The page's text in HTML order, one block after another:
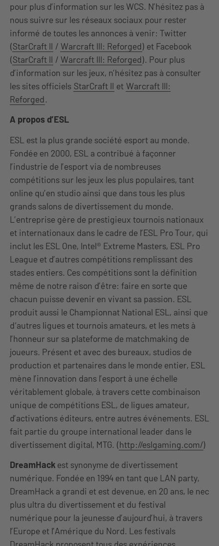
pour plus d’information sur les WCS. N’hésitez pas à
nous suivre sur les réseaux sociaux pour rester
informé de toutes les annonces à venir: Twitter
(StarCraft II / Warcraft III: Reforged) et Facebook
(StarCraft II / Warcraft III: Reforged). Pour plus
d’information sur les jeux, n’hésitez pas à consulter
les sites officiels StarCraft II et Warcraft III:
Reforged.
A propos d’ESL
ESL est la plus grande société esport au monde.
Fondée en 2000, ESL a contribué à façonner
l’industrie de l’esport via de nombreuses
compétitions sur les jeux les plus populaires, tant
online qu’en studio ainsi que dans tous les plus
grands salons de divertissement du monde.
L’entreprise gère de prestigieux tournois nationaux
et internationaux dans le cadre de l’ESL Pro Tour, qui
inclut les ESL One, Intel® Extreme Masters, ESL Pro
League et d’autres compétitions remplissant des
stades entiers. Ces compétitions sont la définition
même de notre raison d’être: faire en sorte que
chacun puisse devenir en vivant sa passion. ESL
produit aussi le Championnat National ESL, ainsi que
d‘autres ligues et tournois amateurs, et les mets à
l’honneur sur sa plateforme de matchmaking de
joueurs. Présent et avec des bureaux, studios de
production et partenaires dans le monde entier, ESL
mène l’innovation dans l’esport à une échelle
véritablement globale, à travers cette combinaison
unique de compétitions ESL, de ligues amateur,
d’activations éditeurs, entre autres événements. ESL
fait partie du groupe international leader dans le
divertissement digital, MTG. (http://eslgaming.com/)
DreamHack est synonyme de divertissement
numérique. Fondée en 1994 en tant que LAN party,
DreamHack a grandi et est devenue, en 20 ans, le nec
plus ultra du divertissement et du festival
numérique pour la jeunesse d’aujourd’hui, à travers
l’Europe et l’Amérique du Nord. Les festivals